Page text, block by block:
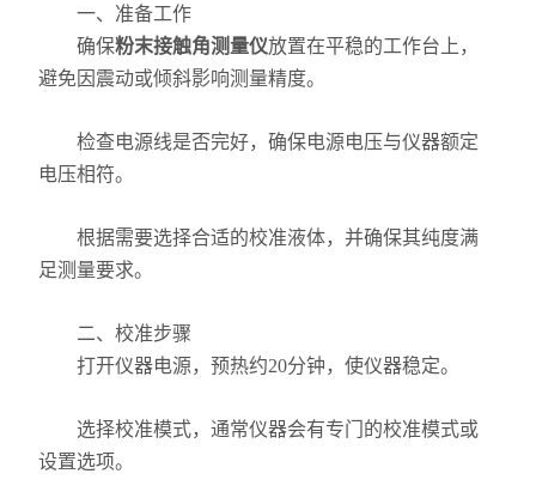
红外光谱（IR、傅立叶）
激光粒度仪、纳米粒度仪
荧光分光光度计（分子荧光
X射线衍射仪（XRD）
扫描电镜（SEM）
一、准备工作
确保粉末接触角测量仪放置在平稳的工作台上，
避免因震动或倾斜影响测量精度。
检查电源线是否完好，确保电源电压与仪器额定
电压相符。
根据需要选择合适的校准液体，并确保其纯度满
足测量要求。
二、校准步骤
打开仪器电源，预热约20分钟，使仪器稳定。
选择校准模式，通常仪器会有专门的校准模式或
设置选项。